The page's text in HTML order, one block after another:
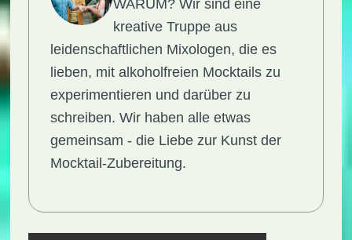
WARUM?Wir sind eine
kreative Truppe aus
leidenschaftlichen Mixologen, die es
lieben, mit alkoholfreien Mocktails zu
experimentieren und darüber zu
schreiben. Wir haben alle etwas
gemeinsam - die Liebe zur Kunst der
Mocktail-Zubereitung.